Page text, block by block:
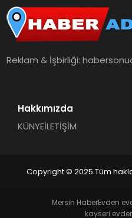
Reklam & İşbirliği:
Hakkımızda
KÜNYEİLETİŞİM
Copyright © 2025 Tüm
Mersin HaberEvden
kayseri